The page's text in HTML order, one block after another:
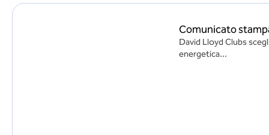
Comunicato
David Lloyd Clubs
energetica...